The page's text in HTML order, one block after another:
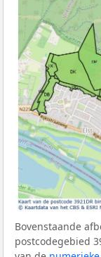
Bovenstaande
postcodegebied